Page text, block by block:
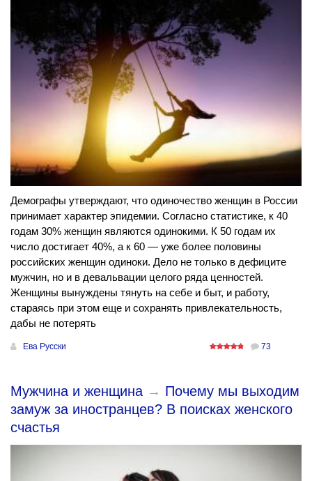
Демографы утверждают, что одиночество женщин в России
принимает характер эпидемии. Согласно статистике, к 40
годам 30% женщин являются одинокими. К 50 годам их
число достигает 40%, а к 60 — уже более половины
российских женщин одиноки. Дело не только в дефиците
мужчин, но и в девальвации целого ряда ценностей.
Женщины вынуждены тянуть на себе и быт, и работу,
стараясь при этом еще и сохранять привлекательность,
дабы не потерять
Ева Русски 73
Мужчина и женщина → Почему мы выходим
замуж за иностранцев? В поисках женского
счастья